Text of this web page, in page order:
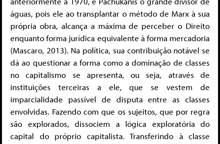
águas, pois ele ao transplantar o método de Marx à sua
própria obra, alcança a máxima de perceber o Direito
enquanto forma jurídica equivalente à forma mercadoria
(Mascaro, 2013). Na política, sua contribuição notável se
dá ao questionar a forma como a dominação de classes
no capitalismo se apresenta, ou seja, através de
instituições terceiras a ele, que se vestem de
imparcialidade passível de disputa entre as classes
envolvidas. Fazendo com que os sujeitos, que por regra
são explorados, dissociem a lógica exploratória do
capital do próprio capitalista. Transferindo à classe